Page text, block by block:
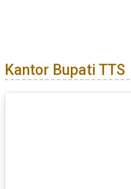
Kantor Bupati TTS